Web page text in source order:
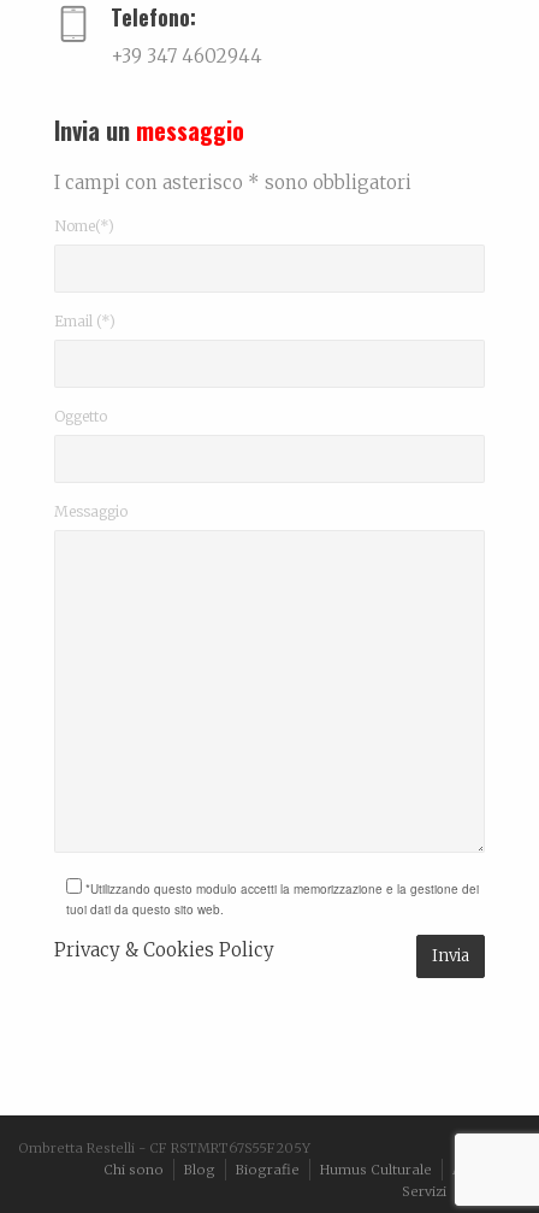
Telefono:
+39 347 4602944
Invia un messaggio
I campi con asterisco * sono obbligatori
Nome(*)
Email (*)
Oggetto
Messaggio
*Utilizzando questo modulo accetti la memorizzazione e la gestione dei
tuoi dati da questo sito web.
Privacy & Cookies Policy
Ombretta Restelli - CF RSTMRT67S55F205Y
Chi sono
Blog Biografie Humus Culturale
Aforismi
Servizi